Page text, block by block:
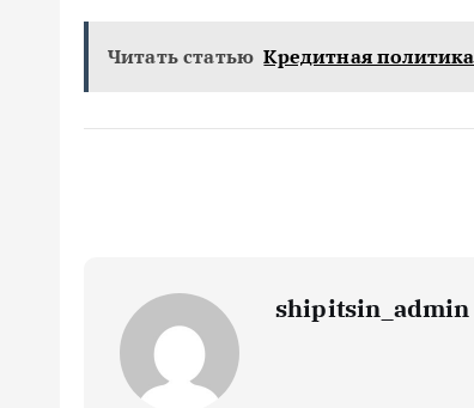
Читать статью Кредитная
shipitsin_admin